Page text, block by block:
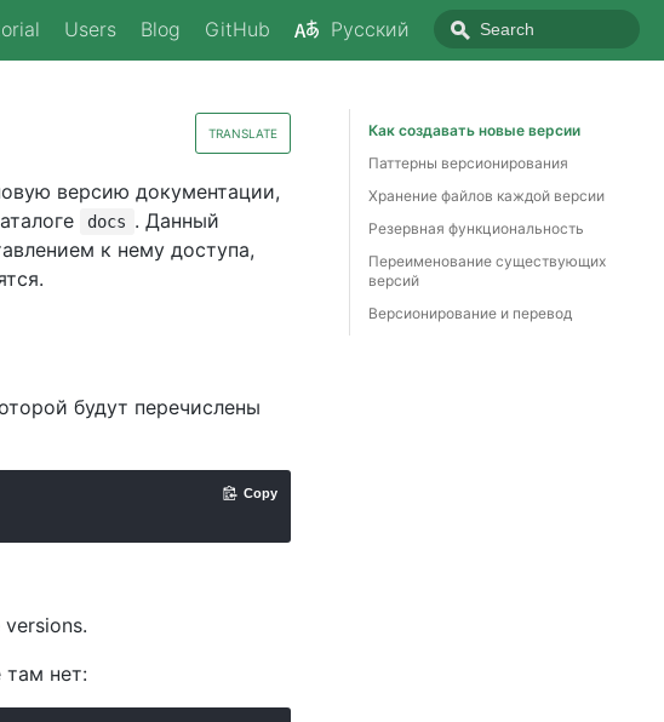
Users Blog GitHub Русский
TRANSLATE
версию документации,
docs . Данный
к нему доступа,
будут перечислены
Copy
там нет:
Как создавать новые версии
Паттерны версионирования
Хранение файлов каждой версии
Резервная функциональность
Переименование существующих
версий
Версионирование и перевод